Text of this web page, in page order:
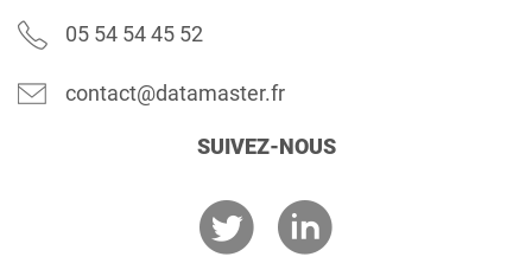
05 54 54 45 52
contact@datamaster.fr
SUIVEZ-NOUS